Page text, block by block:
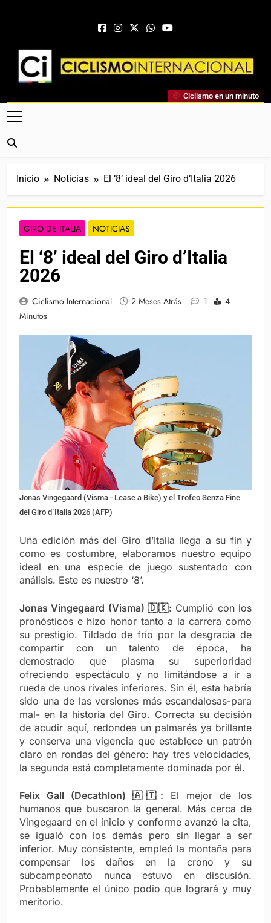
Ciclismo Internacional
Web Dedicada Al Ciclismo Mundial. Entrevistas, Análisis,
Crónicas, Previas Y Más. La Web Ciclista De Referencia.
Ciclismo en un minuto
Inicio Noticias El ‘8’ ideal del Giro d’Italia 2026
GIRO DE ITALIA NOTICIAS
El ‘8’ ideal del Giro d’Italia
2026
Ciclismo Internacional 2 Meses Atrás 1
4
Minutos
Jonas Vingegaard (Visma - Lease a Bike) y el Trofeo Senza Fine
del Giro d´Italia 2026 (AFP)
Una edición más del Giro d’Italia llega a su fin y
como es costumbre, elaboramos nuestro equipo
ideal en una especie de juego sustentado con
análisis. Este es nuestro ‘8’.
Jonas Vingegaard (Visma) 🇩🇰: Cumplió con los
pronósticos e hizo honor tanto a la carrera como
su prestigio. Tildado de frío por la desgracia de
compartir con un talento de época, ha
demostrado que plasma su superioridad
ofreciendo espectáculo y no limitándose a ir a
rueda de unos rivales inferiores. Sin él, esta habría
sido una de las versiones más escandalosas-para
mal- en la historia del Giro. Correcta su decisión
de acudir aquí, redondea un palmarés ya brillante
y conserva una vigencia que establece un patrón
claro en rondas del género: hay tres velocidades,
la segunda está completamente dominada por él.
Felix Gall (Decathlon) 🇦🇹: El mejor de los
humanos que buscaron la general. Más cerca de
Vingegaard en el inicio y conforme avanzó la cita,
se igualó con los demás pero sin llegar a ser
inferior. Muy consistente, empleó la montaña para
compensar los daños en la crono y su
subcampeonato nunca estuvo en discusión.
Probablemente el único podio que logrará y muy
meritorio.